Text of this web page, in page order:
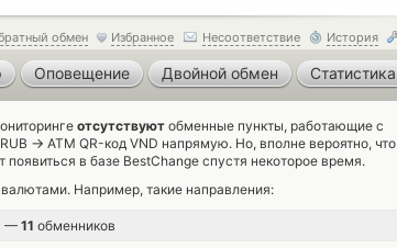
обмен Избранное Несоответствие История
Оповещение Двойной обмен Статистика
отсутствуют обменные пункты, работающие с
→ ATM QR-код VND напрямую. Но, вполне вероятно, что
в базе BestChange спустя некоторое время.
Например, такие направления:
—11 обменников